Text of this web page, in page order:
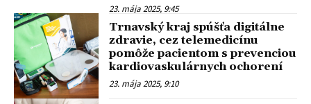
23. mája 2025, 9:45
Trnavský kraj spúšťa digitálne
zdravie, cez telemedicínu
pomôže pacientom s prevenciou
kardiovaskulárnych ochorení
23. mája 2025, 9:10